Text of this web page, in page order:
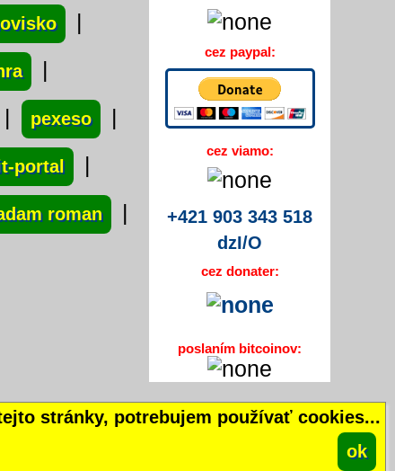
stránky, potrebujem používať cookies...
ok
|
|
| pexeso |
portal |
roman |
cez paypal:
cez viamo:
+421 903 343 518
dzI/O
cez donater:
poslaním bitcoinov: